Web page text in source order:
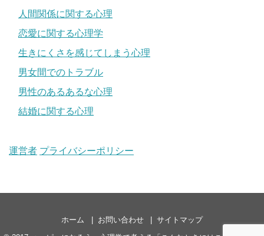
人間関係に関する心理
恋愛に関する心理学
生きにくさを感じてしまう心理
男女間でのトラブル
男性のあるあるな心理
結婚に関する心理
運営者 プライバシーポリシー
ホーム お問い合わせ
サイトマップ